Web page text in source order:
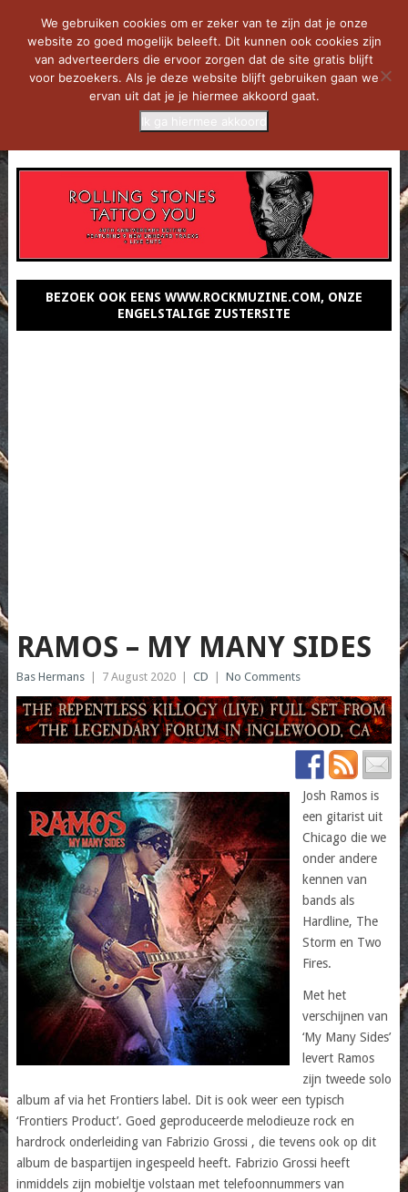
BEZOEK OOK EENS WWW.ROCKMUZINE.COM, ONZE
ENGELSTALIGE ZUSTERSITE
RAMOS – MY MANY SIDES
Bas Hermans 7 August 2020 CD No Comments
Josh Ramos is
een gitarist uit
Chicago die we
onder andere
kennen van
bands als
Hardline, The
Storm en Two
Fires.
Met het
verschijnen van
‘My Many Sides’
levert Ramos
zijn tweede solo
album af via het Frontiers label. Dit is ook weer een typisch
‘Frontiers Product’. Goed geproduceerde melodieuze rock en
hardrock onderleiding van Fabrizio Grossi , die tevens ook op dit
album de baspartijen ingespeeld heeft. Fabrizio Grossi heeft
inmiddels zijn mobieltje volstaan met telefoonnummers van
We gebruiken cookies om er zeker van te zijn dat je onze
website zo goed mogelijk beleeft. Dit kunnen ook cookies zijn
van adverteerders die ervoor zorgen dat de site gratis blijft
voor bezoekers. Als je deze website blijft gebruiken gaan we
ervan uit dat je je hiermee akkoord gaat.
Ik ga hiermee akkoord